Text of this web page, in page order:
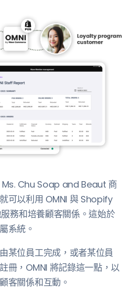
Ms. Chu Soap and Beaut 商
可以利用 OMNI 與 Shopify
務和培養顧客關係。這始於
系統。
某位員工完成，或者某位員
冊，OMNI 將記錄這一點，以
客關係和互動。